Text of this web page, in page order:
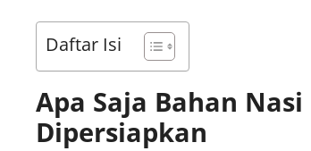
Daftar Isi
Apa Saja Bahan
Dipersiapkan